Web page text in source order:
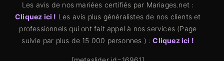
Les avis de nos mariées certifiés par Mariages.net :
Cliquez ici ! Les avis plus généralistes de nos clients et
professionnels qui ont fait appel à nos services (Page
suivie par plus de 15 000 personnes ) :Cliquez ici !